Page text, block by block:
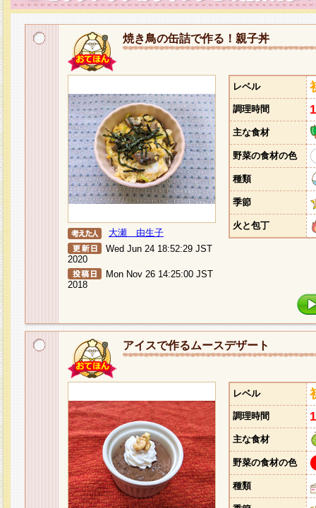
焼き鳥の缶詰で作る！親子丼
大瀬 由生子
Wed Jun 24 18:52:29 JST
2020
Mon Nov 26 14:25:00 JST
2018
レベル
調理時間
主な食材
野菜の食材の色
種類
季節
火と包丁
アイスで作るムースデザート
レベル
調理時間
主な食材
野菜の食材の色
種類